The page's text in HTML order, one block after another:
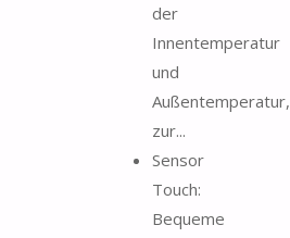
der
Innentemperatur
und
Außentemperatur,
zur...
Sensor
Touch:
Bequeme